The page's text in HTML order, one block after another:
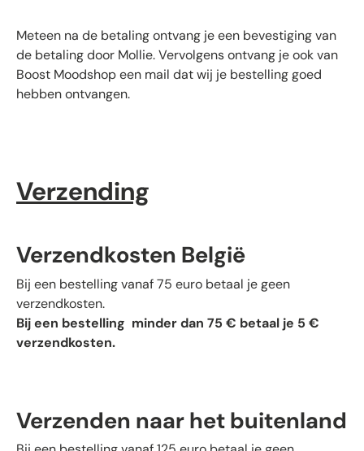
Meteen na de betaling ontvang je een bevestiging van
de betaling door Mollie. Vervolgens ontvang je ook van
Boost Moodshop een mail dat wij je bestelling goed
hebben ontvangen.
Verzending
Verzendkosten België
Bij een bestelling vanaf 75 euro betaal je geen
verzendkosten.
Bij een bestelling minder dan 75 € betaal je 5 €
verzendkosten.
Verzenden naar het buitenland